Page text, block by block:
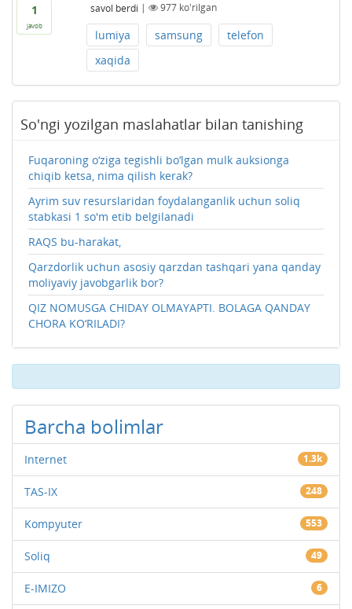
1
javob
savol berdi | 977ko'rilgan
lumiya samsung
telefon
xaqida
So'ngi yozilgan maslahatlar bilan tanishing
Fuqaroning o‘ziga tegishli bo‘lgan mulk auksionga
chiqib ketsa, nima qilish kerak?
Ayrim suv resurslaridan foydalanganlik uchun soliq
stabkasi 1 so'm etib belgilanadi
RAQS bu-harakat,
Qarzdorlik uchun asosiy qarzdan tashqari yana qanday
moliyaviy javobgarlik bor?
QIZ NOMUSGA CHIDAY OLMAYAPTI. BOLAGA QANDAY
CHORA KO‘RILADI?
Barcha bolimlar
Internet 1.3k
TAS-IX 248
Kompyuter 553
Soliq 49
E-IMIZO 6